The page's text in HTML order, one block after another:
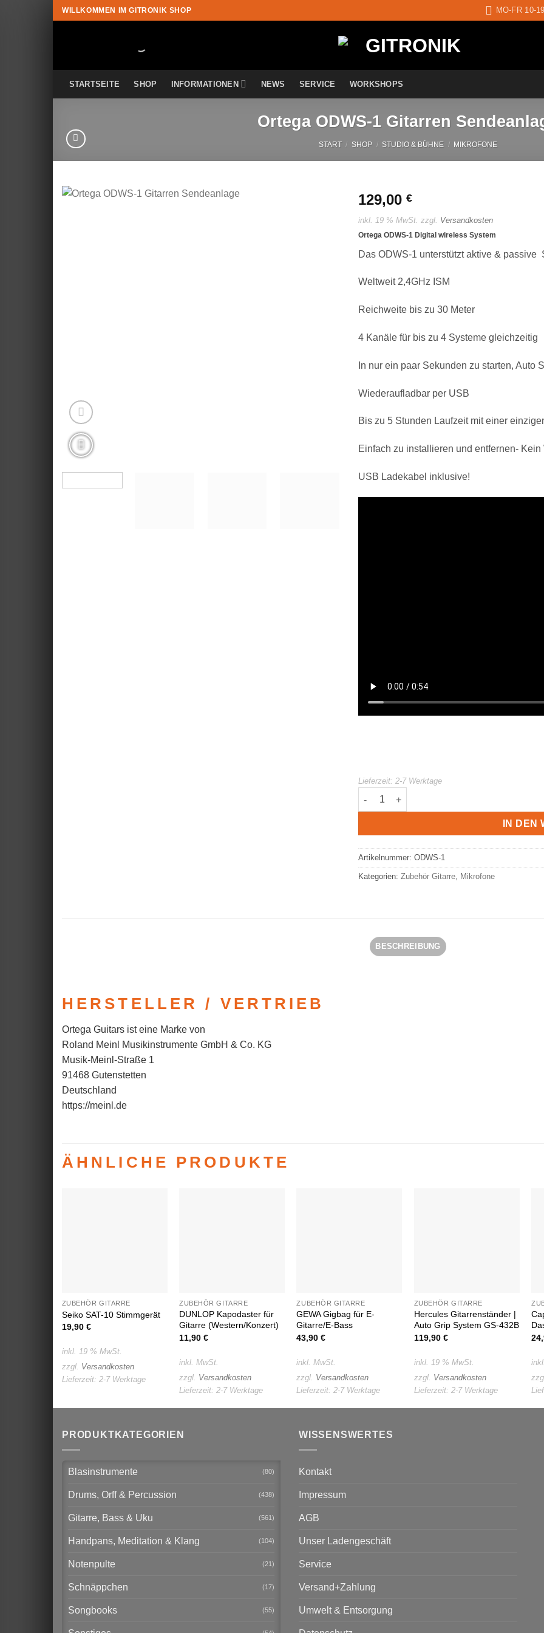
Zum
Inhalt
WILLKOMMEN IM GITRONIK SHOP MO-FR 10-
STARTSEITE SHOP INFORMATIONEN NEWS SERVICE WORKSHOPS
Ortega ODWS-1 Gitarren
START / SHOP / STUDIO & BÜHNE / MIKROFONE
129,00 €
inkl. 19 % MwSt. zzgl. Versandkosten
Ortega ODWS-1 Digital wireless System
Das ODWS-1 unterstützt aktive &
Weltweit 2,4GHz ISM
Reichweite bis zu 30 Meter
4 Kanäle für bis zu 4 Systeme gleichzeitig
In nur ein paar Sekunden zu starten, Auto
Wiederaufladbar per USB
Bis zu 5 Stunden Laufzeit mit einer
Einfach zu installieren und entfernen- Kein
USB Ladekabel inklusive!
Lieferzeit: 2-7 Werktage
Ortega ODWS-1 Gitarren Sendeanlage
IN DEN
Artikelnummer: ODWS-1
Kategorien: Zubehör Gitarre, Mikrofone
BESCHREIBUNG
HERSTELLER / VERTRIEB
Ortega Guitars ist eine Marke von
Roland Meinl Musikinstrumente GmbH & Co. KG
Musik-Meinl-Straße 1
91468 Gutenstetten
Deutschland
https://meinl.de
ÄHNLICHE PRODUKTE
ZUBEHÖR GITARRE
Seiko SAT-10 Stimmgerät
19,90 €
inkl. 19 % MwSt.
zzgl. Versandkosten
Lieferzeit: 2-7 Werktage
ZUBEHÖR GITARRE
DUNLOP Kapodaster für
Gitarre (Western/Konzert)
11,90€
inkl. MwSt.
zzgl. Versandkosten
Lieferzeit:2-7 Werktage
ZUBEHÖR GITARRE
GEWA Gigbag für E-
Gitarre/E-Bass
43,90€
inkl. MwSt.
zzgl. Versandkosten
Lieferzeit:2-7 Werktage
ZUBEHÖR GITARRE
Hercules Gitarrenständer |
Auto Grip System GS-432B
119,90 €
inkl. 19 % MwSt.
zzgl. Versandkosten
Lieferzeit: 2-7 Werktage
PRODUKTKATEGORIEN
Blasinstrumente (80)
Drums, Orff & Percussion (438)
Gitarre, Bass & Uku (561)
Handpans, Meditation & Klang (104)
Notenpulte (21)
Schnäppchen (17)
Songbooks (55)
WISSENSWERTES
Kontakt
Impressum
AGB
Unser Ladengeschäft
Service
Versand+Zahlung
Umwelt & Entsorgung